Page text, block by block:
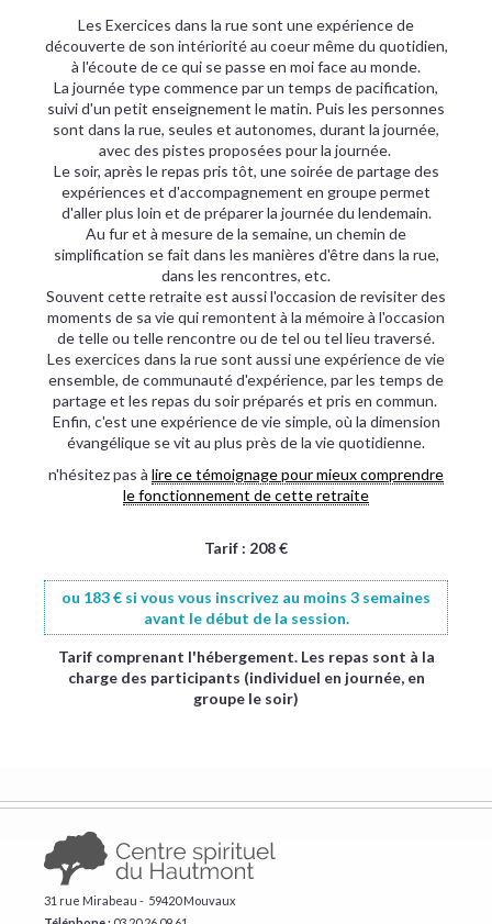
Les Exercices dans la rue sont une expérience de
découverte de son intériorité au coeur même du quotidien,
à l'écoute de ce qui se passe en moi face au monde.
La journée type commence par un temps de pacification,
suivi d'un petit enseignement le matin. Puis les personnes
sont dans la rue, seules et autonomes, durant la journée,
avec des pistes proposées pour la journée.
Le soir, après le repas pris tôt, une soirée de partage des
expériences et d'accompagnement en groupe permet
d'aller plus loin et de préparer la journée du lendemain.
Au fur et à mesure de la semaine, un chemin de
simplification se fait dans les manières d'être dans la rue,
dans les rencontres, etc.
Souvent cette retraite est aussi l'occasion de revisiter des
moments de sa vie qui remontent à la mémoire à l'occasion
de telle ou telle rencontre ou de tel ou tel lieu traversé.
Les exercices dans la rue sont aussi une expérience de vie
ensemble, de communauté d'expérience, par les temps de
partage et les repas du soir préparés et pris en commun.
Enfin, c'est une expérience de vie simple, où la dimension
évangélique se vit au plus près de la vie quotidienne.
n'hésitez pas à lire ce témoignage pour mieux comprendre
le fonctionnement de cette retraite
Tarif : 208 €
ou 183 € si vous vous inscrivez au moins 3 semaines
avant le début de la session.
Tarif comprenant l'hébergement. Les repas sont à la
charge des participants (individuel en journée, en
groupe le soir)
31 rue Mirabeau - 59420 Mouvaux